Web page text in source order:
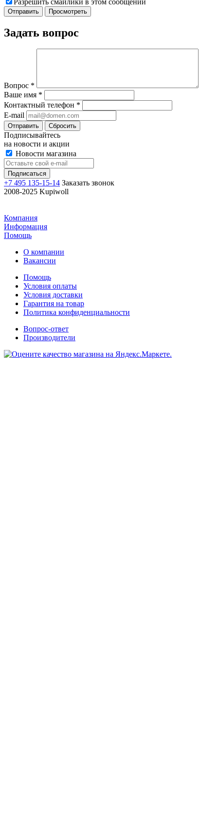
Задать вопрос
Вопрос *
Ваше имя *
Контактный телефон *
E-mail
Отправить Сбросить
Подписывайтесь
на новости и акции
Новости магазина
+7 495 135-15-14 Заказать звонок
2008-2025 Kupiwoll
Компания
Информация
Помощь
О компании
Вакансии
Помощь
Условия оплаты
Условия доставки
Гарантия на товар
Политика конфиденциальности
Вопрос-ответ
Производители